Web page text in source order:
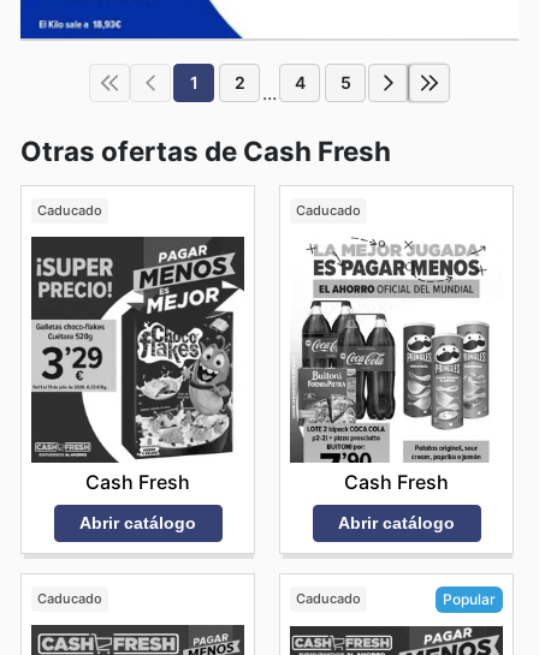
1 2 ... 4 5
Otras ofertas de Cash Fresh
Caducado
Cash Fresh
Abrir catálogo
Caducado
Cash Fresh
Abrir catálogo
Caducado Caducado Popular